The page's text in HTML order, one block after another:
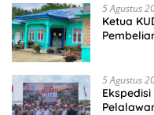
5 Agustus
Ketua
5 Agustus